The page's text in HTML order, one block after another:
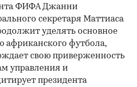
ФИФА Джанни
секретаря Маттиаса
уделять основное
африканского футбола,
свою приверженность
управления и
президента